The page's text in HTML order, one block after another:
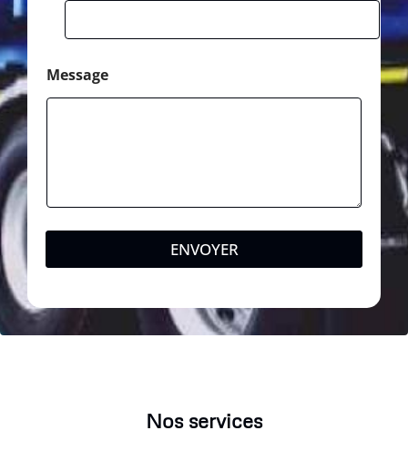
Message
ENVOYER
Nos services